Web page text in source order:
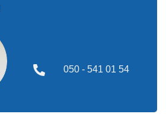
050 - 541 01 54